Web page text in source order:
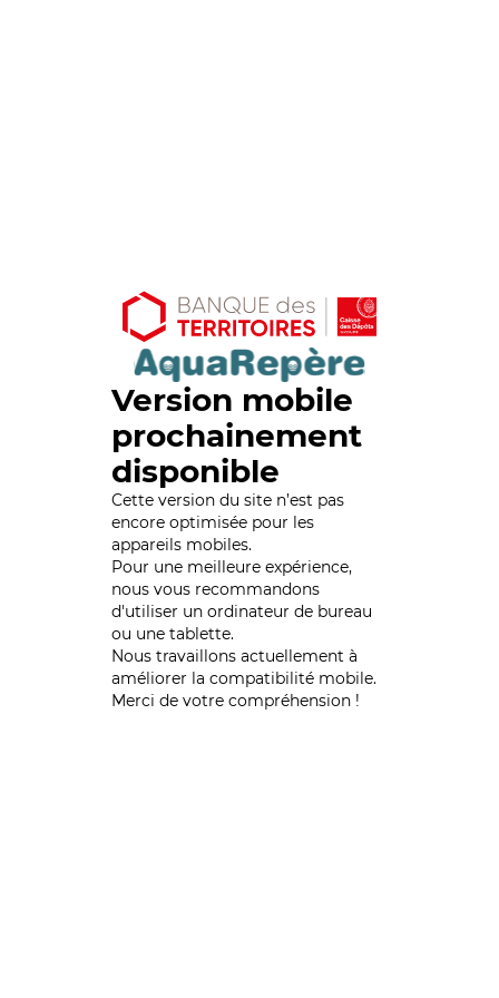
Version mobile
prochainement
disponible
Cette version du site n’est pas
encore optimisée pour les
appareils mobiles.
Pour une meilleure expérience,
nous vous recommandons
d'utiliser un ordinateur de bureau
ou une tablette.
Nous travaillons actuellement à
améliorer la compatibilité mobile.
Merci de votre compréhension !